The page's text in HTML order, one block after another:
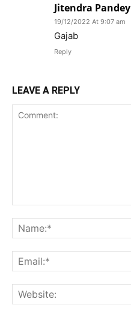
Jitendra Pandey
19/12/2022 At 9:07 am
Gajab
Reply
LEAVE A REPLY